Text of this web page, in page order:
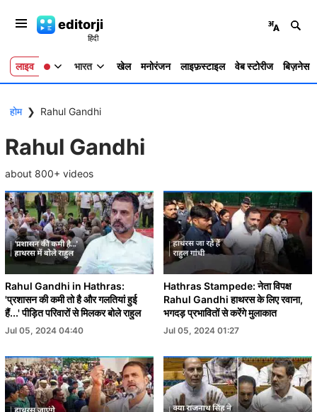
editorji
लाइव भारत खेल मनोरंजन लाइफ़स्टाइल वेब स्टोरीज बिज़नेस
होम ❯ Rahul Gandhi
Rahul Gandhi
about 800+ videos
Rahul Gandhi in Hathras:
'प्रशासन की कमी तो है और गलतियां हुई
हैं...' पीड़ित परिवारों से मिलकर बोले राहुल
Jul 05, 2024 04:40
Hathras Stampede: नेता विपक्ष
Rahul Gandhi हाथरस के लिए रवाना,
भगदड़ प्रभावितों से करेंगे मुलाकात
Jul 05, 2024 01:27